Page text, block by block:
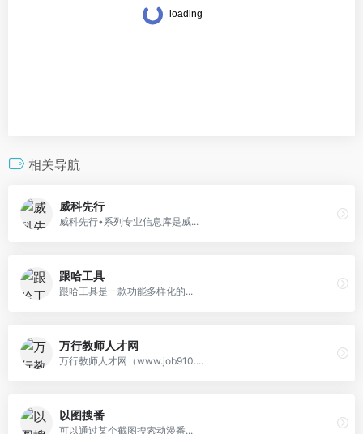
相关导航
威科先行
威科先行•系列专业信息库是威...
跟哈工具
跟哈工具是一款功能多样化的...
万行教师人才网
万行教师人才网（www.job910....
以图搜番
可以通过某个截图搜索动漫番...